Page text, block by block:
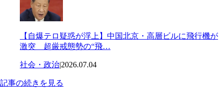
【自爆テロ疑惑が浮上】中国北京・高層ビルに飛行機が
激突 超厳戒態勢の“飛…
社会・政治|2026.07.04
記事の続きを見る